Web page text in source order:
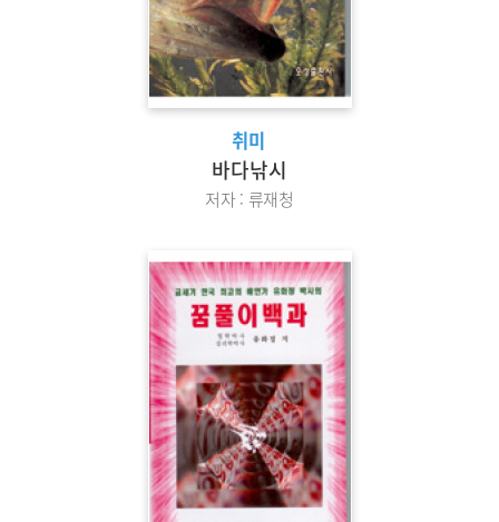
취미
바다낚시
저자 : 류재청